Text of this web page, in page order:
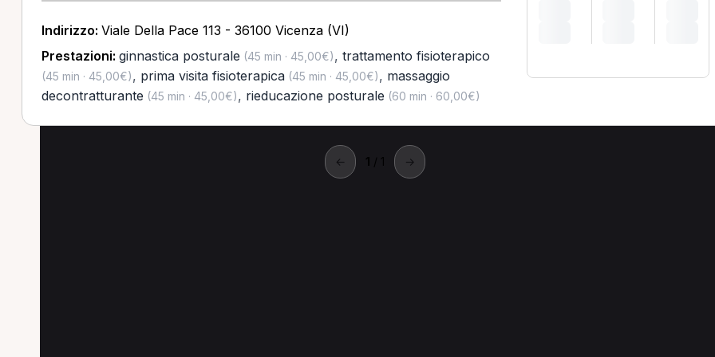
Indirizzo: Viale Della Pace 113 - 36100 Vicenza (VI)
Prestazioni: ginnastica posturale (45 min · 45,00€), trattamento fisioterapico
(45 min · 45,00€), prima visita fisioterapica(45 min · 45,00€), massaggio
decontratturante (45 min · 45,00€), rieducazione posturale (60 min · 60,00€)
← 1 / 1 →